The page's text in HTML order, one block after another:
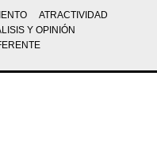
ATRACTIVIDAD
Y OPINIÓN